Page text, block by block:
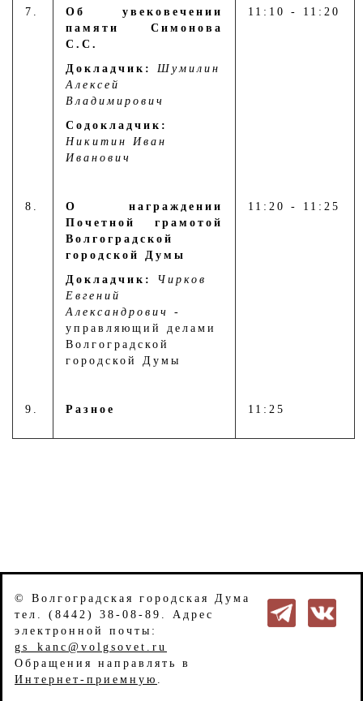
7.
Об увековечении
памяти Симонова
С.С.
Докладчик: Шумилин
Алексей
Владимирович
Содокладчик:
Никитин Иван
Иванович
11:10 - 11:20
8.
О награждении
Почетной грамотой
Волгоградской
городской Думы
Докладчик: Чирков
Евгений
Александрович
-
управляющий делами
Волгоградской
городской Думы
11:20 - 11:25
9. Разное 11:25
© Волгоградская городская Дума
тел. (8442) 38-08-89. Адрес
электронной почты:
gs_kanc@volgsovet.ru
Обращения направлять в
Интернет-приемную